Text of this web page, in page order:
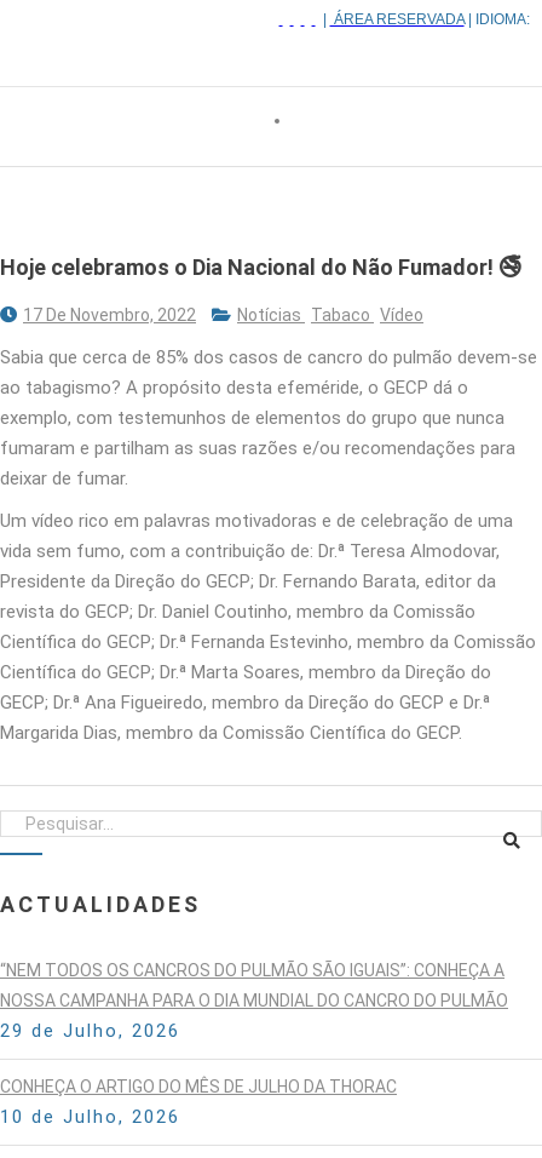
ÁREA RESERVADA| IDIOMA:
Hoje celebramos o Dia Nacional do Não Fumador! 🚭
17 De Novembro, 2022 Notícias Tabaco Vídeo
Sabia que cerca de 85% dos casos de cancro do pulmão devem-se
ao tabagismo? A propósito desta efeméride, o GECP dá o
exemplo, com testemunhos de elementos do grupo que nunca
fumaram e partilham as suas razões e/ou recomendações para
deixar de fumar.
Um vídeo rico em palavras motivadoras e de celebração de uma
vida sem fumo, com a contribuição de: Dr.ª Teresa Almodovar,
Presidente da Direção do GECP; Dr. Fernando Barata, editor da
revista do GECP; Dr. Daniel Coutinho, membro da Comissão
Científica do GECP; Dr.ª Fernanda Estevinho, membro da Comissão
Científica do GECP; Dr.ª Marta Soares, membro da Direção do
GECP; Dr.ª Ana Figueiredo, membro da Direção do GECP e Dr.ª
Margarida Dias, membro da Comissão Científica do GECP.
ACTUALIDADES
“NEM TODOS OS CANCROS DO PULMÃO SÃO IGUAIS”: CONHEÇA A
NOSSA CAMPANHA PARA O DIA MUNDIAL DO CANCRO DO PULMÃO
29 de Julho, 2026
CONHEÇA O ARTIGO DO MÊS DE JULHO DA THORAC
10 de Julho, 2026